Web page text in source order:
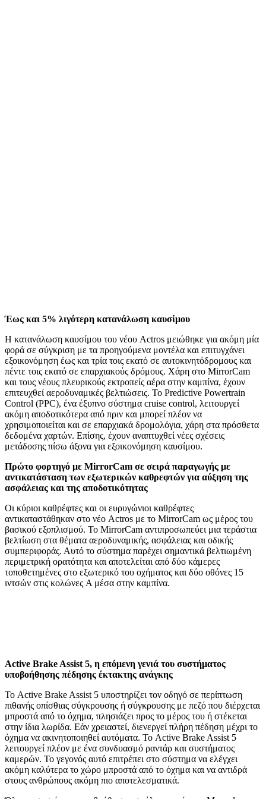
Έως και 5% λιγότερη κατανάλωση καυσίμου
Η κατανάλωση καυσίμου του νέου Actros μειώθηκε για ακόμη μία
φορά σε σύγκριση με τα προηγούμενα μοντέλα και επιτυγχάνει
εξοικονόμηση έως και τρία τοις εκατό σε αυτοκινητόδρομους και
πέντε τοις εκατό σε επαρχιακούς δρόμους. Χάρη στο MirrorCam
και τους νέους πλευρικούς εκτροπείς αέρα στην καμπίνα, έχουν
επιτευχθεί αεροδυναμικές βελτιώσεις. Το Predictive Powertrain
Control (PPC), ένα έξυπνο σύστημα cruise control, λειτουργεί
ακόμη αποδοτικότερα από πριν και μπορεί πλέον να
χρησιμοποιείται και σε επαρχιακά δρομολόγια, χάρη στα πρόσθετα
δεδομένα χαρτών. Επίσης, έχουν αναπτυχθεί νέες σχέσεις
μετάδοσης πίσω άξονα για εξοικονόμηση καυσίμου.
Πρώτο φορτηγό με MirrorCam σε σειρά παραγωγής με
αντικατάσταση των εξωτερικών καθρεφτών για αύξηση της
ασφάλειας και της αποδοτικότητας
Οι κύριοι καθρέφτες και οι ευρυγώνιοι καθρέφτες
αντικαταστάθηκαν στο νέο Actros με το MirrorCam ως μέρος του
βασικού εξοπλισμού. Το MirrorCam αντιπροσωπεύει μια τεράστια
βελτίωση στα θέματα αεροδυναμικής, ασφάλειας και οδικής
συμπεριφοράς. Αυτό το σύστημα παρέχει σημαντικά βελτιωμένη
περιμετρική ορατότητα και αποτελείται από δύο κάμερες
τοποθετημένες στο εξωτερικό του οχήματος και δύο οθόνες 15
ιντσών στις κολώνες A μέσα στην καμπίνα.
Active Brake Assist 5, η επόμενη γενιά του συστήματος
υποβοήθησης πέδησης έκτακτης ανάγκης
Το Active Brake Assist 5 υποστηρίζει τον οδηγό σε περίπτωση
πιθανής οπίσθιας σύγκρουσης ή σύγκρουσης με πεζό που διέρχεται
μπροστά από το όχημα, πλησιάζει προς το μέρος του ή στέκεται
στην ίδια λωρίδα. Εάν χρειαστεί, διενεργεί πλήρη πέδηση μέχρι το
όχημα να ακινητοποιηθεί αυτόματα. Το Active Brake Assist 5
λειτουργεί πλέον με ένα συνδυασμό ραντάρ και συστήματος
καμερών. Το γεγονός αυτό επιτρέπει στο σύστημα να ελέγχει
ακόμη καλύτερα το χώρο μπροστά από το όχημα και να αντιδρά
στους ανθρώπους ακόμη πιο αποτελεσματικά.